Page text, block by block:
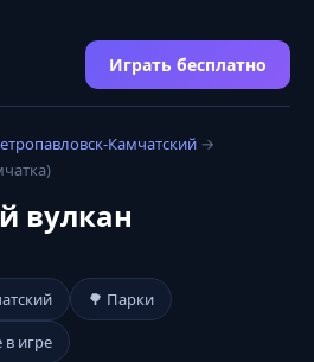
Играть бесплатно
Камчатский →
вулкан
🌳 Парки
игре